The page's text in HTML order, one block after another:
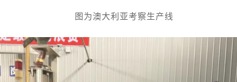
图为澳大利亚考察生产线